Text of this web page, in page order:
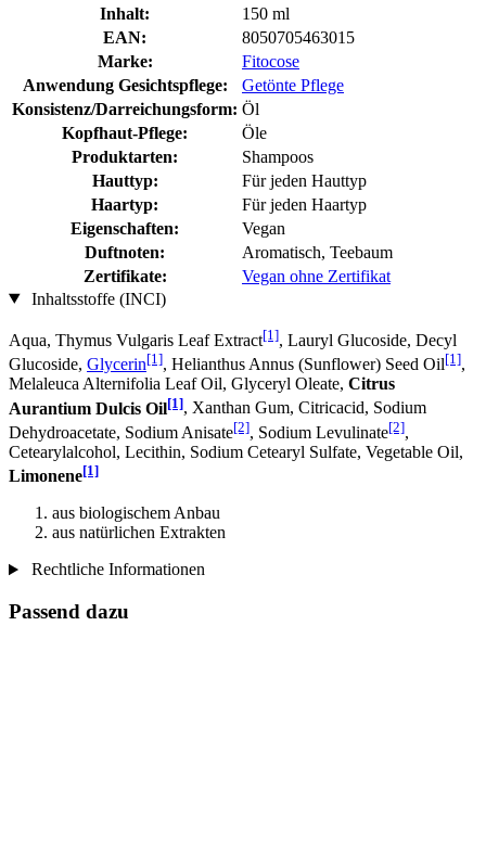
Inhalt:
150 ml
EAN:
8050705463015
Marke:
Fitocose
Anwendung Gesichtspflege:
Getönte Pflege
Konsistenz/Darreichungsform: Öl
Kopfhaut-Pflege:
Öle
Produktarten:
Shampoos
Hauttyp:
Für jeden Hauttyp
Haartyp:
Für jeden Haartyp
Eigenschaften:
Vegan
Duftnoten:
Aromatisch, Teebaum
Zertifikate:
Vegan ohne Zertifikat
Inhaltsstoffe (INCI)
Aqua, Thymus Vulgaris Leaf Extract[1], Lauryl Glucoside, Decyl
Glucoside, Glycerin[1], Helianthus Annus (Sunflower) Seed Oil[1],
Melaleuca Alternifolia Leaf Oil, Glyceryl Oleate, Citrus
Aurantium Dulcis Oil[1], Xanthan Gum, Citricacid, Sodium
Dehydroacetate, Sodium Anisate[2], Sodium Levulinate[2],
Cetearylalcohol, Lecithin, Sodium Cetearyl Sulfate, Vegetable Oil,
Limonene[1]
aus biologischem Anbau
aus natürlichen Extrakten
Rechtliche Informationen
Passend dazu